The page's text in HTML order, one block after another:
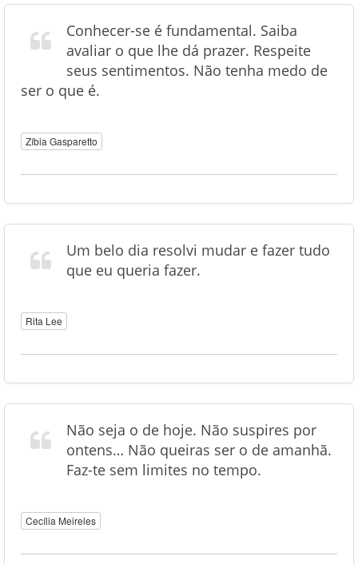
Conhecer-se é fundamental. Saiba
avaliar o que lhe dá prazer. Respeite
seus sentimentos. Não tenha medo de
ser o que é.
Zíbia Gasparetto
Um belo dia resolvi mudar e fazer tudo
que eu queria fazer.
Rita Lee
Não seja o de hoje. Não suspires por
ontens… Não queiras ser o de amanhã.
Faz-te sem limites no tempo.
Cecília Meireles